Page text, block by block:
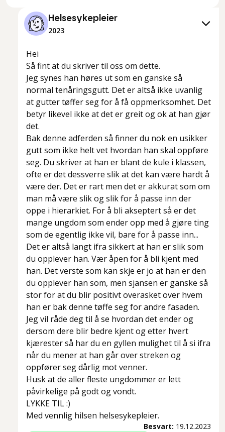
Helsesykepleier
2023
Hei
Så fint at du skriver til oss om dette.
Jeg synes han høres ut som en ganske så
normal tenåringsgutt. Det er altså ikke uvanlig
at gutter tøffer seg for å få oppmerksomhet. Det
betyr likevel ikke at det er greit og ok at han gjør
det.
Bak denne adferden så finner du nok en usikker
gutt som ikke helt vet hvordan han skal oppføre
seg. Du skriver at han er blant de kule i klassen,
ofte er det dessverre slik at det kan være hardt å
være der. Det er rart men det er akkurat som om
man må være slik og slik for å passe inn der
oppe i hierarkiet. For å bli akseptert så er det
mange ungdom som ender opp med å gjøre ting
som de egentlig ikke vil, bare for å passe inn...
Det er altså langt ifra sikkert at han er slik som
du opplever han. Vær åpen for å bli kjent med
han. Det verste som kan skje er jo at han er den
du opplever han som, men sjansen er ganske så
stor for at du blir positivt overasket over hvem
han er bak denne tøffe seg for andre fasaden.
Jeg vil råde deg til å se hvordan det ender og
dersom dere blir bedre kjent og etter hvert
kjærester så har du en gyllen mulighet til å si ifra
når du mener at han går over streken og
oppfører seg dårlig mot venner.
Husk at de aller fleste ungdommer er lett
påvirkelige på godt og vondt.
LYKKE TIL :)
Med vennlig hilsen helsesykepleier.
Besvart: 19.12.2023